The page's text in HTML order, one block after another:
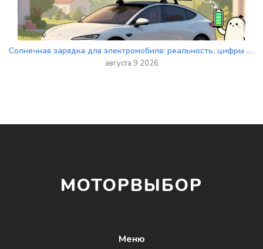
Солнечная зарядка для электромобиля: реальность, цифры и ограничения технологии
августа 9 2026
МОТОРВЫБОР
Меню